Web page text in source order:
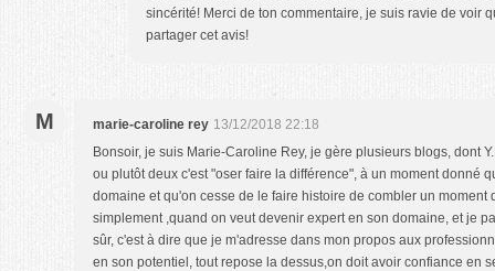
sincérité! Merci de ton commentaire, je suis ravie de voir
partager cet avis!
M marie-caroline rey 13/12/2018 22:18
Bonsoir, je suis Marie-Caroline Rey, je gère plusieurs blogs, dont
ou plutôt deux c'est "oser faire la différence", à un moment donné
domaine et qu'on cesse de le faire histoire de combler un
simplement ,quand on veut devenir expert en son domaine, et je
sûr, c'est à dire que je m'adresse dans mon propos aux
en son potentiel, tout repose la dessus,on doit avoir confiance en